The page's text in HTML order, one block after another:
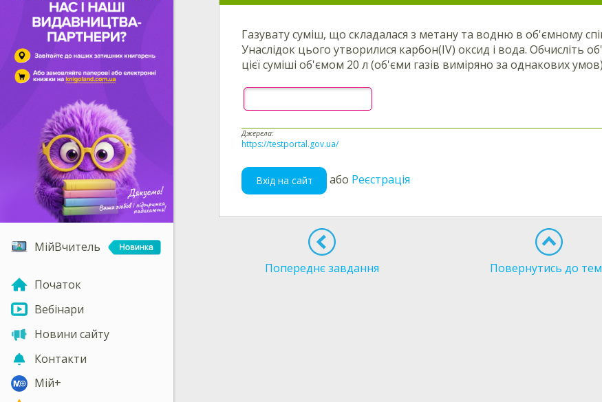
МійВчитель
Початок
Вебінари
Новини сайту
Контакти
Мій+
Газувату суміш, що складалася з метану та водню в об'ємному
Унаслідок цього утворилися карбон(IV) оксид і вода. Обчисліть
цієї суміші об'ємом 20 л (об'єми газів виміряно за однакових
Джерела:
https://testportal.gov.ua/
Вхід на сайт або Реєстрація
Попереднє завдання Повернутись до